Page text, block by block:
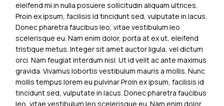
eleifend mi in nulla posuere sollicitudin aliquam ultrices.
Proin ex ipsum, facilisis id tincidunt sed, vulputate in lacus.
Donec pharetra faucibus leo, vitae vestibulum leo
scelerisque eu. Nam enim dolor, porta at ex ut, eleifend
tristique metus. Integer sit amet auctor ligula, vel dictum
orci. Nam feugiat interdum nisl. Ut id velit ac ante maximus
gravida. Vivamus lobortis vestibulum mauris a mollis. Nunc
mollis tempus lorem eu pulvinar Proin ex ipsum, facilisis id
tincidunt sed, vulputate in lacus. Donec pharetra faucibus
leo, vitae vestibulum leo scelerisque eu. Nam enim dolor,